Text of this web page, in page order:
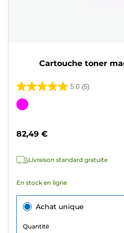
Cartouche toner
5.0 (5)
5.0
sur
5
Cartouche
82,49 €
Livraison standard gratuite
En stock en ligne
Achat unique
Quantité